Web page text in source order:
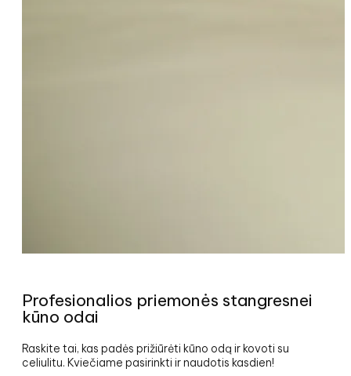
Profesionalios priemonės stangresnei
kūno odai
Raskite tai, kas padės prižiūrėti kūno odą ir kovoti su
celiulitu. Kviečiame pasirinkti ir naudotis kasdien!